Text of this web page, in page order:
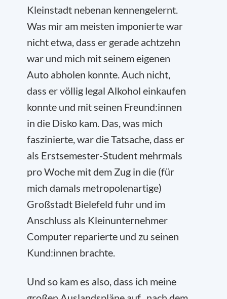
Kleinstadt nebenan kennengelernt.
Was mir am meisten imponierte war
nicht etwa, dass er gerade achtzehn
war und mich mit seinem eigenen
Auto abholen konnte. Auch nicht,
dass er völlig legal Alkohol einkaufen
konnte und mit seinen Freund:innen
in die Disko kam. Das, was mich
faszinierte, war die Tatsache, dass er
als Erstsemester-Student mehrmals
pro Woche mit dem Zug in die (für
mich damals metropolenartige)
Großstadt Bielefeld fuhr und im
Anschluss als Kleinunternehmer
Computer reparierte und zu seinen
Kund:innen brachte.
Und so kam es also, dass ich meine